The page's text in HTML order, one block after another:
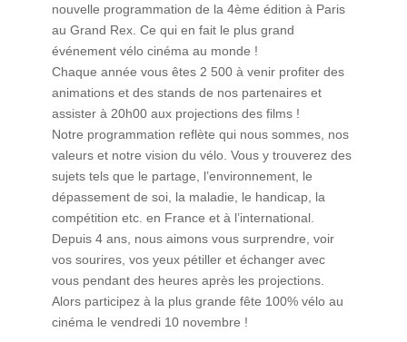
nouvelle programmation de la 4ème édition à Paris
au Grand Rex. Ce qui en fait le plus grand
événement vélo cinéma au monde !
Chaque année vous êtes 2 500 à venir profiter des
animations et des stands de nos partenaires et
assister à 20h00 aux projections des films !
Notre programmation reflète qui nous sommes, nos
valeurs et notre vision du vélo. Vous y trouverez des
sujets tels que le partage, l’environnement, le
dépassement de soi, la maladie, le handicap, la
compétition etc. en France et à l’international.
Depuis 4 ans, nous aimons vous surprendre, voir
vos sourires, vos yeux pétiller et échanger avec
vous pendant des heures après les projections.
Alors participez à la plus grande fête 100% vélo au
cinéma le vendredi 10 novembre !